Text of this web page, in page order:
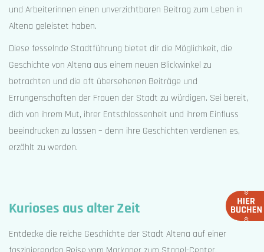
und Arbeiterinnen einen unverzichtbaren Beitrag zum Leben in
Altena geleistet haben.
Diese fesselnde Stadtführung bietet dir die Möglichkeit, die
Geschichte von Altena aus einem neuen Blickwinkel zu
betrachten und die oft übersehenen Beiträge und
Errungenschaften der Frauen der Stadt zu würdigen. Sei bereit,
dich von ihrem Mut, ihrer Entschlossenheit und ihrem Einfluss
beeindrucken zu lassen – denn ihre Geschichten verdienen es,
erzählt zu werden.
Kurioses aus alter Zeit
Entdecke die reiche Geschichte der Stadt Altena auf einer